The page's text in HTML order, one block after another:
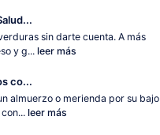
sin darte cuenta. A más
y g... leer más
co...
almuerzo o merienda por su bajo
leer más